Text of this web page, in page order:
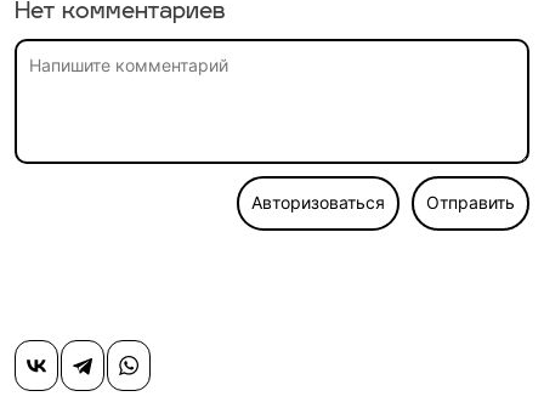
Нет комментариев
Авторизоваться Отправить